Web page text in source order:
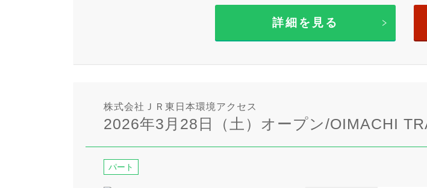
詳細を見る
株式会社ＪＲ東日本環境アクセス
2026年3月28日（土）オープン/OIMACHI
パート